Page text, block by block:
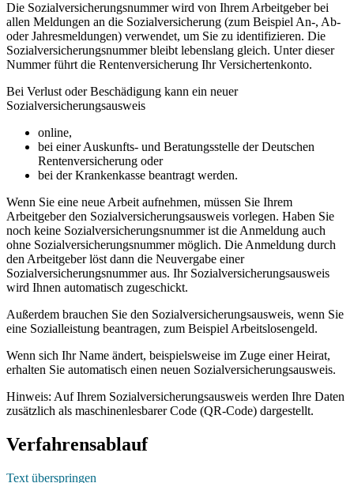
Die Sozialversicherungsnummer wird von Ihrem Arbeitgeber bei
allen Meldungen an die Sozialversicherung (zum Beispiel An-, Ab-
oder Jahresmeldungen) verwendet, um Sie zu identifizieren. Die
Sozialversicherungsnummer bleibt lebenslang gleich. Unter dieser
Nummer führt die Rentenversicherung Ihr Versichertenkonto.
Bei Verlust oder Beschädigung kann ein neuer
Sozialversicherungsausweis
online,
bei einer Auskunfts- und Beratungsstelle der Deutschen
Rentenversicherung oder
bei der Krankenkasse beantragt werden.
Wenn Sie eine neue Arbeit aufnehmen, müssen Sie Ihrem
Arbeitgeber den Sozialversicherungsausweis vorlegen. Haben Sie
noch keine Sozialversicherungsnummer ist die Anmeldung auch
ohne Sozialversicherungsnummer möglich. Die Anmeldung durch
den Arbeitgeber löst dann die Neuvergabe einer
Sozialversicherungsnummer aus. Ihr Sozialversicherungsausweis
wird Ihnen automatisch zugeschickt.
Außerdem brauchen Sie den Sozialversicherungsausweis, wenn Sie
eine Sozialleistung beantragen, zum Beispiel Arbeitslosengeld.
Wenn sich Ihr Name ändert, beispielsweise im Zuge einer Heirat,
erhalten Sie automatisch einen neuen Sozialversicherungsausweis.
Hinweis: Auf Ihrem Sozialversicherungsausweis werden Ihre Daten
zusätzlich als maschinenlesbarer Code (QR-Code) dargestellt.
Verfahrensablauf
Text überspringen